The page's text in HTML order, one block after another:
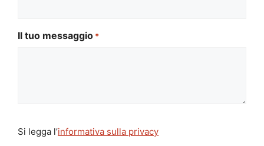
Il tuo messaggio *
legga
Si legga l’informativa sulla privacy